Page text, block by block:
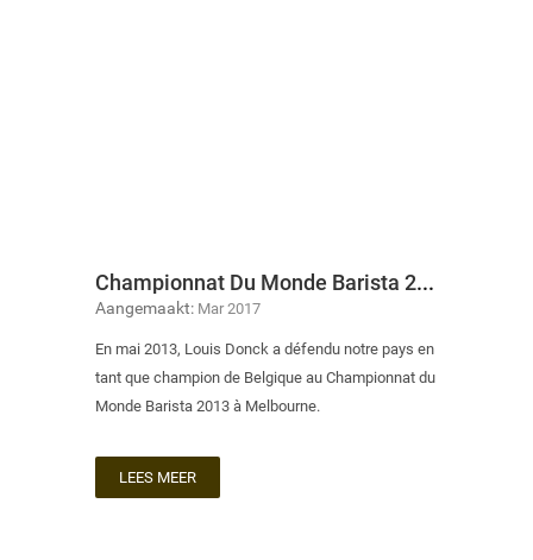
Championnat Du Monde Barista 2013
Aangemaakt: Mar 2017
En mai 2013, Louis Donck a défendu notre pays en
tant que champion de Belgique au Championnat du
Monde Barista 2013 à Melbourne.
LEES MEER